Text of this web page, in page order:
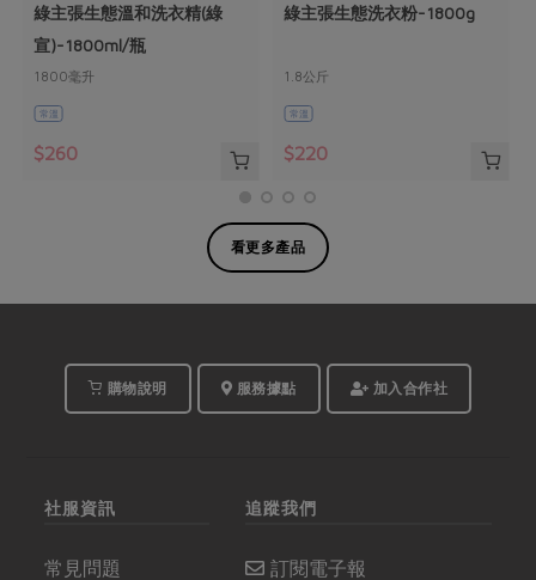
綠主張生態溫和洗衣精(綠
宣)-1800ml/瓶
1800毫升
常溫
$260
綠主張生態洗衣粉-1800g
1.8公斤
常溫
$220
看更多產品
購物說明 服務據點 加入合作社
社服資訊
常見問題
追蹤我們
訂閱電子報